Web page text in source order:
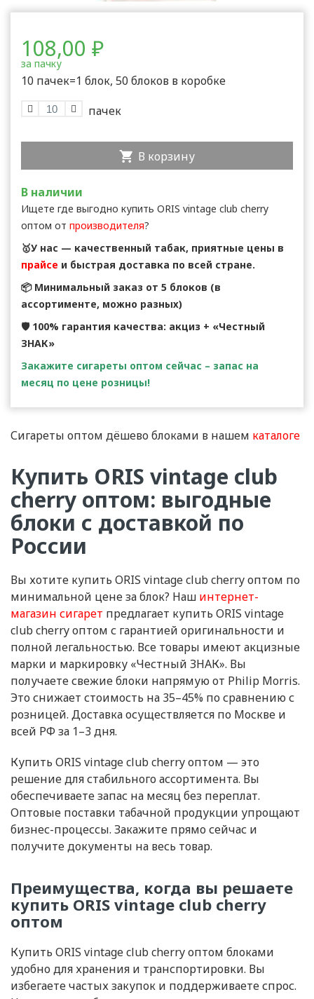
108,00 ₽
за пачку
10 пачек=1 блок, 50 блоков в коробке
В корзину
В наличии
Ищете где выгодно купить ORIS vintage club cherry
оптом от производителя?
🥇У нас — качественный табак, приятные цены в
прайсе и быстрая доставка по всей стране.
📦 Минимальный заказ от 5 блоков (в
ассортименте, можно разных)
🛡 100% гарантия качества: акциз + «Честный
ЗНАК»
Закажите сигареты оптом сейчас – запас на
месяц по цене розницы!
Сигареты оптом дёшево блоками в нашем каталоге
Купить ORIS vintage club
cherry оптом: выгодные
блоки с доставкой по
России
Вы хотите купить ORIS vintage club cherry оптом по
минимальной цене за блок? Наш интернет-
магазин сигарет предлагает купить ORIS vintage
club cherry оптом с гарантией оригинальности и
полной легальностью. Все товары имеют акцизные
марки и маркировку «Честный ЗНАК». Вы
получаете свежие блоки напрямую от Philip Morris.
Это снижает стоимость на 35–45% по сравнению с
розницей. Доставка осуществляется по Москве и
всей РФ за 1–3 дня.
Купить ORIS vintage club cherry оптом — это
решение для стабильного ассортимента. Вы
обеспечиваете запас на месяц без переплат.
Оптовые поставки табачной продукции упрощают
бизнес-процессы. Закажите прямо сейчас и
получите документы на весь товар.
Преимущества, когда вы решаете
купить ORIS vintage club cherry
оптом
Купить ORIS vintage club cherry оптом блоками
удобно для хранения и транспортировки. Вы
избегаете частых закупок и поддерживаете спрос.